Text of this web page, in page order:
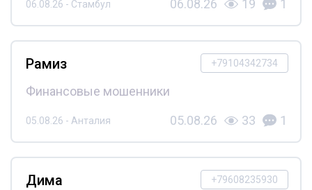
06.08.26 - Стамбул 06.08.26 19 1
+79104342734
Рамиз
Финансовые мошенники
05.08.26 - Анталия 05.08.26 33 1
+79608235930
Дима